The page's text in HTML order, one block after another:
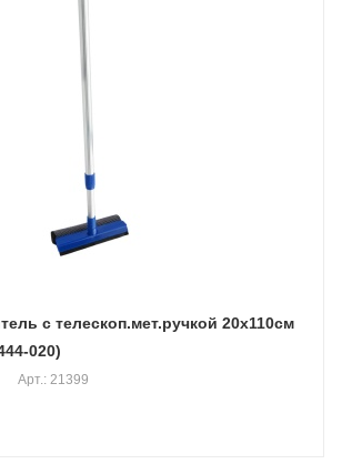
с телескоп.мет.ручкой 20х110см
020)
Арт.: 21399